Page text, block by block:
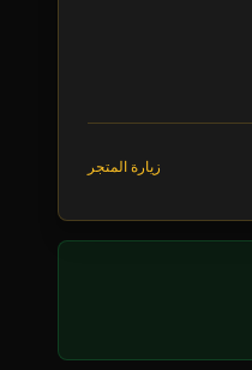
زيارة المتجر